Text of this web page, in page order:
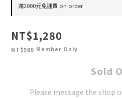
滿2000元免運費 on order
NT$1,280
NT$980 Member Only
Sold
Please message the shop